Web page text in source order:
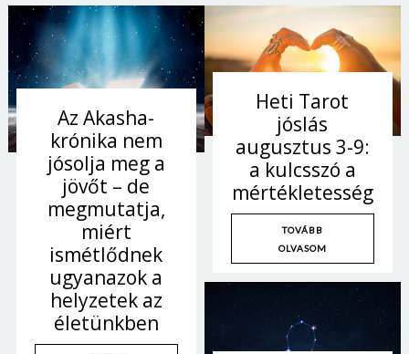
Az Akasha-
krónika nem
jósolja meg a
jövőt – de
megmutatja,
miért
ismétlődnek
ugyanazok a
helyzetek az
életünkben
Heti Tarot
jóslás
augusztus 3-9:
a kulcsszó a
mértékletesség
TOVÁBB
OLVASOM